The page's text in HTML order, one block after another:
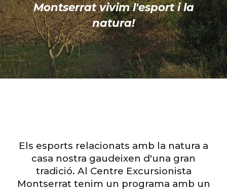
Montserrat vivim l'esport i la
natura!
Els esports relacionats amb la natura a
casa nostra gaudeixen d'una gran
tradició. Al Centre Excursionista
Montserrat tenim un programa amb un